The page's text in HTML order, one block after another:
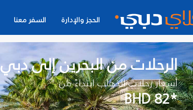
الحجز والإدارة السفر معنا
الرحلات من البحرين إلى دبي
أسعار رحلات الذهاب ابتداءً من
*BHD 82